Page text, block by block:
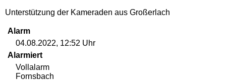
Unterstützung der Kameraden aus Großerlach
Alarm
04.08.2022, 12:52 Uhr
Alarmiert
Vollalarm
Fornsbach